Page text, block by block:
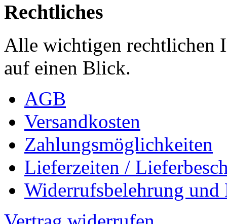
Rechtliches
Alle wichtigen rechtlichen
auf einen Blick.
AGB
Versandkosten
Zahlungsmöglichkeiten
Lieferzeiten /
Widerrufsbelehrung und